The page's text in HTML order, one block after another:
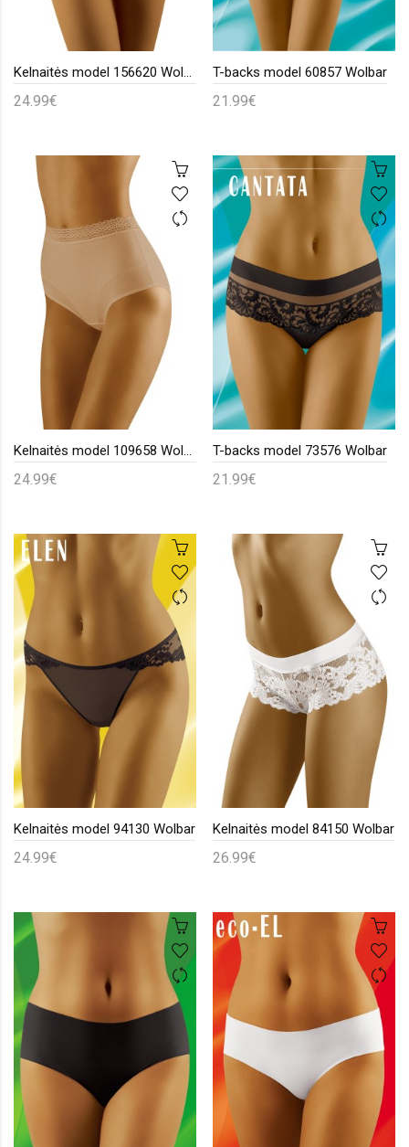
Kelnaitės model 156620 Wolbar
24.99€
T-backs model 60857 Wolbar
21.99€
Kelnaitės model 109658 Wolbar
24.99€
T-backs model 73576 Wolbar
21.99€
Kelnaitės model 94130 Wolbar
24.99€
Kelnaitės model 84150 Wolbar
26.99€